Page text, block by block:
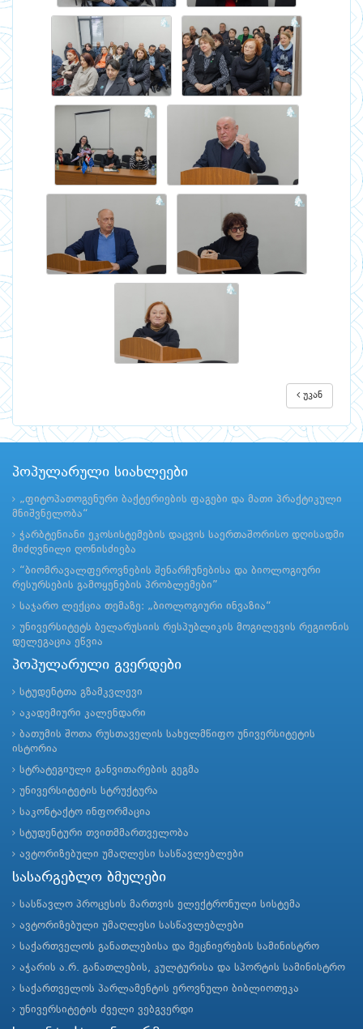
უკან
პოპულარული სიახლეები
„ფიტოპათოგენური ბაქტერიების ფაგები და მათი პრაქტიკული
მნიშვნელობა“
ჭარბტენიანი ეკოსისტემების დაცვის საერთაშორისო დღისადმი
მიძღვნილი ღონისძიება
“ბიომრავალფეროვნების შენარჩუნებისა და ბიოლოგიური
რესურსების გამოყენების პრობლემები”
საჯარო ლექცია თემაზე: „ბიოლოგიური ინვაზია“
უნივერსიტეტს ბელარუსიის რესპუბლიკის მოგილევის რეგიონის
დელეგაცია ეწვია
პოპულარული გვერდები
სტუდენტთა გზამკვლევი
აკადემიური კალენდარი
ბათუმის შოთა რუსთაველის სახელმწიფო უნივერსიტეტის
ისტორია
სტრატეგიული განვითარების გეგმა
უნივერსიტეტის სტრუქტურა
საკონტაქტო ინფორმაცია
სტუდენტური თვითმმართველობა
ავტორიზებული უმაღლესი სასწავლებლები
სასარგებლო ბმულები
სასწავლო პროცესის მართვის ელექტრონული სისტემა
ავტორიზებული უმაღლესი სასწავლებლები
საქართველოს განათლებისა და მეცნიერების სამინისტრო
აჭარის ა.რ. განათლების, კულტურისა და სპორტის სამინისტრო
საქართველოს პარლამენტის ეროვნული ბიბლიოთეკა
უნივერსიტეტის ძველი ვებგვერდი